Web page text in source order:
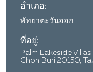
อำเภอ:
พัทยาตะวันออก
ที่อยู่:
Palm Lakeside
Chon Buri 20150,